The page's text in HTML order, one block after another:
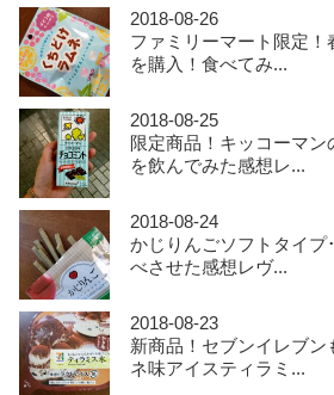
2018-08-26
ファミリーマート限定
を購入！食べてみ...
2018-08-25
限定商品！キッコーマ
を飲んでみた感想レ...
2018-08-24
かじりんごソフトタイプ
べさせた感想レヴ...
2018-08-23
新商品！セブンイレブ
ネ味アイスティラミ...